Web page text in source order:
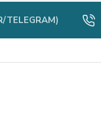
TELEGRAM)